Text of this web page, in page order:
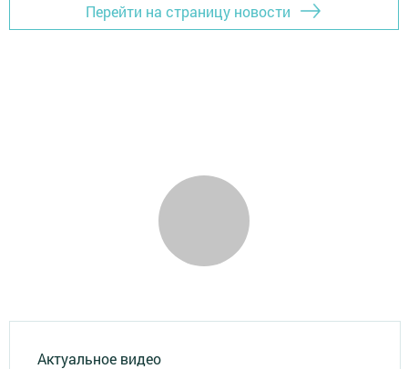
Перейти на страницу новости
Актуальное видео